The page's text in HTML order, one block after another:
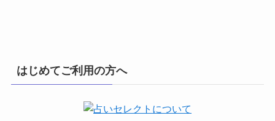
はじめてご利用の方へ